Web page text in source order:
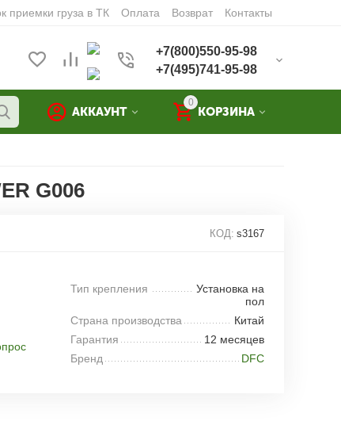
приемки груза в ТК Оплата Возврат Контакты
+7(800)550-95-98
+7(495)741-95-98
0
КОРЗИНА
АККАУНТ
G006
КОД: s3167
Тип крепления
Установка на
пол
Страна производства
Китай
Гарантия
12 месяцев
Бренд
DFC